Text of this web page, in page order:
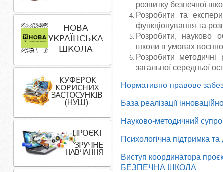
розвитку безпечної
Розробити та
функціонування та
Розробити, науково
школи в умовах
Розробити методичні
загальної середньої
Нормативно-правове
База реалізації
Науково-методичний
Психологічна підтримка
Виступ координатора
БЕЗПЕЧНА ШКОЛА